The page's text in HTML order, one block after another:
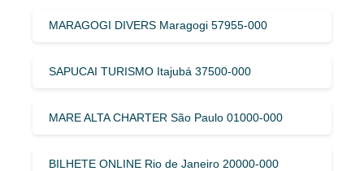
MARAGOGI DIVERS Maragogi 57955-000
SAPUCAI TURISMO Itajubá 37500-000
MARE ALTA CHARTER São Paulo 01000-000
BILHETE ONLINE Rio de Janeiro 20000-000